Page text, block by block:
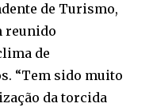
de Turismo,
reunido
de
“Tem sido muito
da torcida